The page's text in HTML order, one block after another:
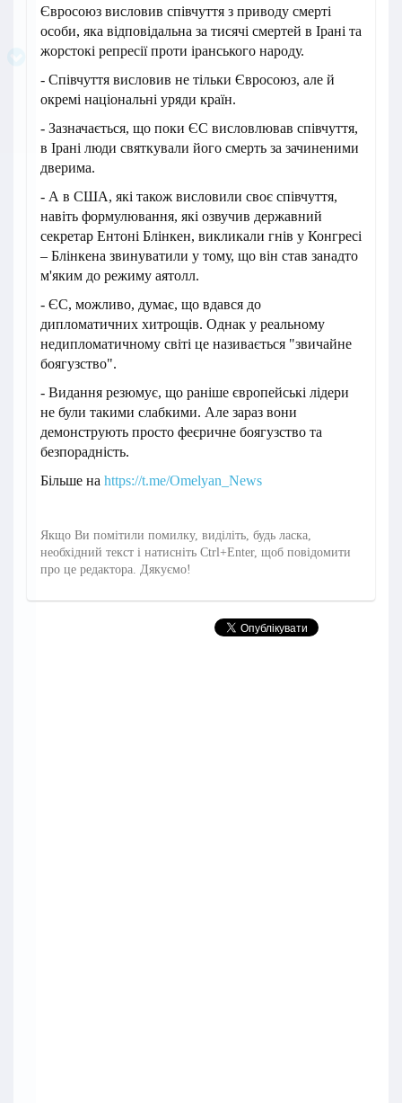
Євросоюз висловив співчуття з приводу смерті
особи, яка відповідальна за тисячі смертей в Ірані та
жорстокі репресії проти іранського народу.
- Співчуття висловив не тільки Євросоюз, але й
окремі національні уряди країн.
- Зазначається, що поки ЄС висловлював співчуття,
в Ірані люди святкували його смерть за зачиненими
дверима.
- А в США, які також висловили своє співчуття,
навіть формулювання, які озвучив державний
секретар Ентоні Блінкен, викликали гнів у Конгресі
– Блінкена звинуватили у тому, що він став занадто
м'яким до режиму аятолл.
- ЄС, можливо, думає, що вдався до
дипломатичних хитрощів. Однак у реальному
недипломатичному світі це називається "звичайне
боягузство".
- Видання резюмує, що раніше європейські лідери
не були такими слабкими. Але зараз вони
демонструють просто феєричне боягузство та
безпорадність.
Більше на https://t.me/Omelyan_News
Якщо Ви помітили помилку, виділіть, будь ласка,
необхідний текст і натисніть Ctrl+Enter, щоб повідомити
про це редактора. Дякуємо!